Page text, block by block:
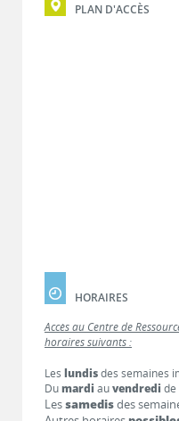
PLAN D'ACCÈS
HORAIRES
Accès au Centre de
horaires suivants :
Les lundisdes semaines
Dumardi auvendredi de
Lessamedisdes